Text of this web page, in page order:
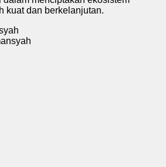
kuat dan berkelanjutan.